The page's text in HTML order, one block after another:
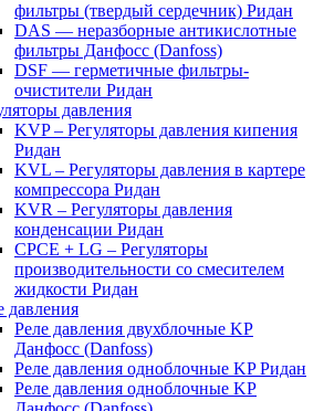
фильтры (твердый сердечник) Ридан
DAS — неразборные антикислотные
фильтры Данфосс (Danfoss)
DSF — герметичные фильтры-
очистители Ридан
давления
KVP – Регуляторы давления кипения
Ридан
KVL – Регуляторы давления в картере
компрессора Ридан
KVR – Регуляторы давления
конденсации Ридан
CPCE + LG – Регуляторы
производительности со смесителем
жидкости Ридан
давления
Реле давления двухблочные KP
Данфосс (Danfoss)
Реле давления одноблочные KP Ридан
Реле давления одноблочные KP